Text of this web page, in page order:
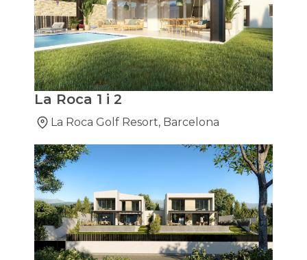
La Roca 1 i 2
La Roca Golf Resort, Barcelona